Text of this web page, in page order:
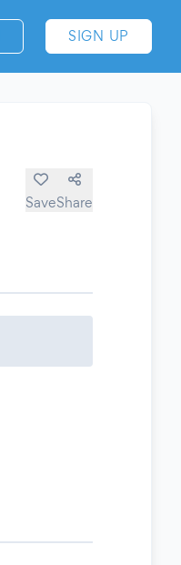
SIGN UP
SaveShare